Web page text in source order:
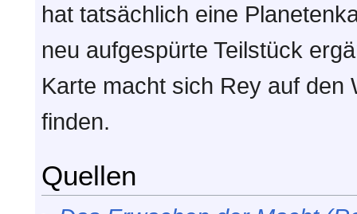
hat tatsächlich eine
neu aufgespürte Teilstück
Karte macht sich Rey auf den
finden.
Quellen